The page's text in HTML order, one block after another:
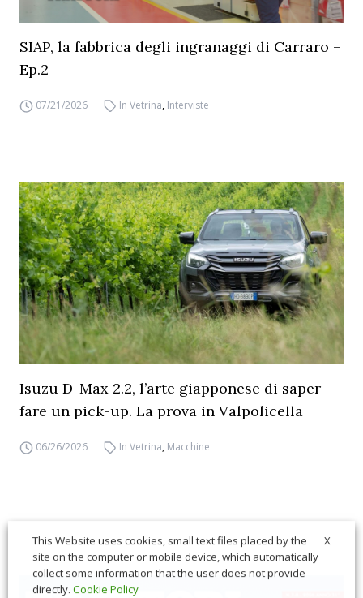
SIAP, la fabbrica degli ingranaggi di Carraro –
Ep.2
07/21/2026 In Vetrina, Interviste
Isuzu D-Max 2.2, l’arte giapponese di saper
fare un pick-up. La prova in Valpolicella
06/26/2026 In Vetrina, Macchine
X
This Website uses cookies, small text files placed by the
site on the computer or mobile device, which automatically
collect some information that the user does not provide
directly. Cookie Policy